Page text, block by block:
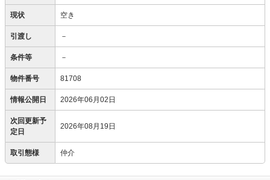
現状 空き
引渡し －
条件等 －
物件番号 81708
情報公開日 2026年06月02日
次回更新予
定日
2026年08月19日
取引態様 仲介